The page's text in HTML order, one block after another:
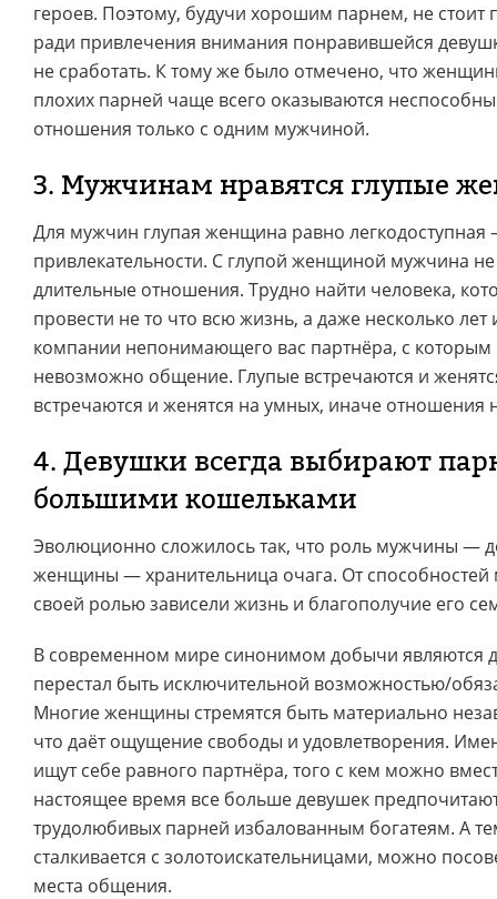
героев. Поэтому, будучи хорошим парнем, не стоит
ради привлечения внимания понравившейся
не сработать. К тому же было отмечено, что
плохих парней чаще всего оказываются
отношения только с одним мужчиной.
3. Мужчинам нравятся глупые
Для мужчин глупая женщина равно легкодоступная
привлекательности. С глупой женщиной мужчина не
длительные отношения. Трудно найти человека,
провести не то что всю жизнь, а даже несколько лет
компании непонимающего вас партнёра, с которым
невозможно общение. Глупые встречаются и
встречаются и женятся на умных, иначе отношения
4. Девушки всегда выбирают
большими кошельками
Эволюционно сложилось так, что роль мужчины —
женщины — хранительница очага. От способностей
своей ролью зависели жизнь и благополучие его
В современном мире синонимом добычи являются
перестал быть исключительной возможностью/
Многие женщины стремятся быть материально
что даёт ощущение свободы и удовлетворения.
ищут себе равного партнёра, того с кем можно
настоящее время все больше девушек
трудолюбивых парней избалованным богатеям. А
сталкивается с золотоискательницами, можно
места общения.